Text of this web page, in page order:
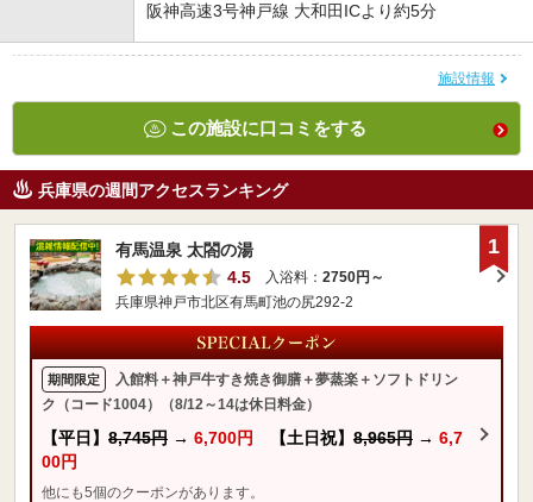
阪神高速3号神戸線 大和田ICより約5分
施設情報
この施設に口コミをする
兵庫県の週間アクセスランキング
有馬温泉 太閤の湯
4.5
入浴料： 2750円～
兵庫県神戸市北区有馬町池の尻292-2
期間限定
入館料＋神戸牛すき焼き御膳＋夢蒸楽＋ソフトドリン
ク（コード1004）（8/12～14は休日料金）
【平日】 8,745円 → 6,700円 【土日祝】 8,965円 → 6,7
00円
他にも5個のクーポンがあります。
1